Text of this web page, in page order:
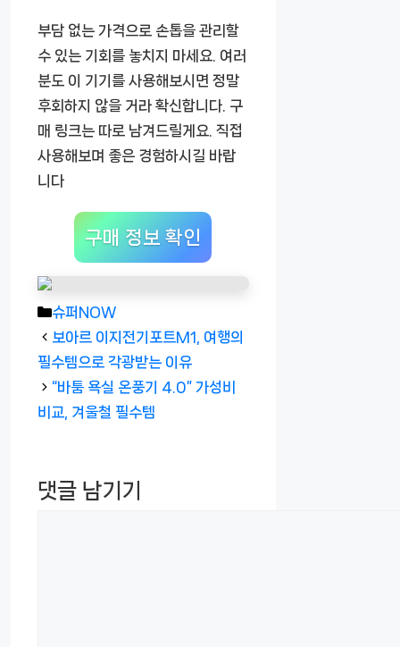
부담 없는 가격으로 손톱을 관리할
수 있는 기회를 놓치지 마세요. 여러
분도 이 기기를 사용해보시면 정말
후회하지 않을 거라 확신합니다. 구
매 링크는 따로 남겨드릴게요. 직접
사용해보며 좋은 경험하시길 바랍
니다
구매 정보 확인
카
테
고
리
슈퍼NOW
보아르 이지전기포트M1, 여행의
필수템으로 각광받는 이유
“바툼 욕실 온풍기 4.0” 가성비
비교, 겨울철 필수템
댓글 남기기